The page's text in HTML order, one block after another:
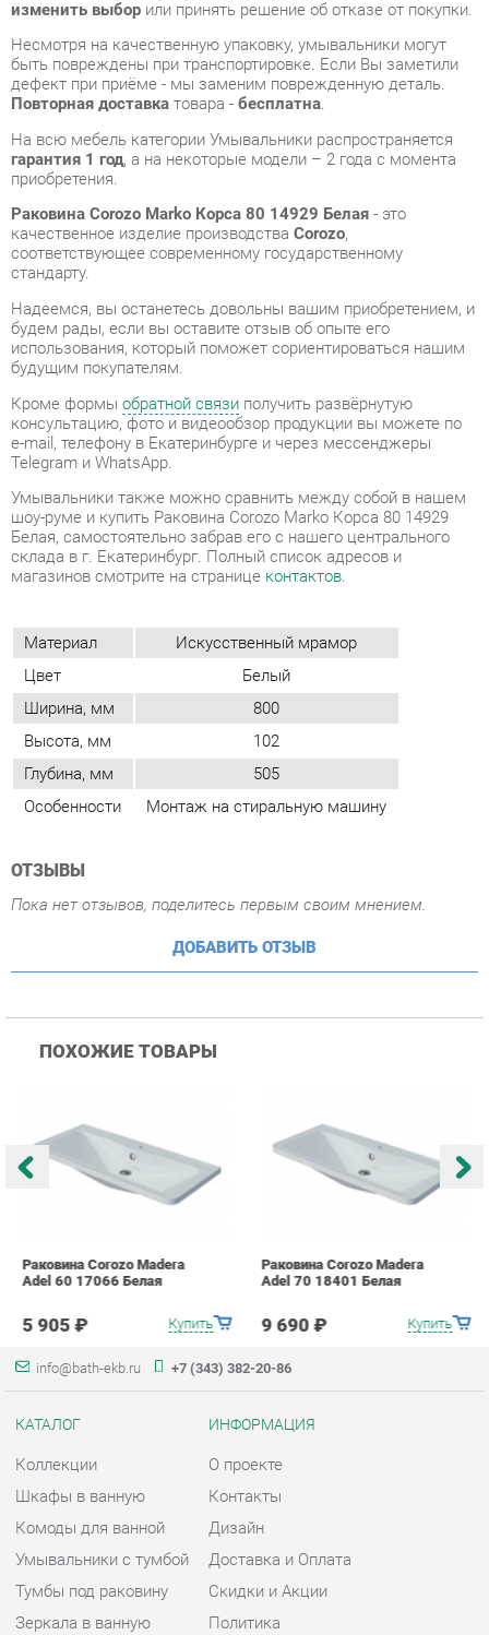
На всю мебель категории Умывальники распространяется
гарантия 1 год, а на некоторые модели – 2 года с момента
приобретения.
Раковина Corozo Marko Корса 80 14929 Белая- это
качественное изделие производстваCorozo
соответствующее современному государственному
стандарту.
Надеемся, вы останетесь довольны вашим приобретением, и
будем рады, если вы оставите отзыв об опыте его
использования, который поможет сориентироваться нашим
будущим покупателям.
Кроме формы
e-mail, телефону в Екатеринбурге и через мессенджеры
Telegram и WhatsApp.
Умывальники также можно сравнить между собой в нашем
Белая, самостоятельно забрав его с нашего центрального
склада в г. Екатеринбург. Полный список адресов и
магазинов смотрите на страницеконтактов.
Материал
Искусственный мрамор
Цвет
Белый
Ширина, мм
800
Глубина, мм
505
Особенности
Монтаж на стиральную машину
ОТЗЫВЫ
Пока нет отзывов, поделитесь первым своим мнением.
ПОХОЖИЕ ТОВАРЫ
Купить
5 905 ₽ Купить
9 690 ₽
+7 (343) 382-20-86
КАТАЛОГ
Шкафы в ванную
Тумбы под раковину
Умывальники
Экраны
ИНФОРМАЦИЯ
Контакты
Скидки и Акции
Гарантия
Помощь
ГОРОДА
Весь мир
Екатеринбург
КОНТАКТЫ
Шоурум и склад самовывоза
Адрес: г. Екатеринбург,